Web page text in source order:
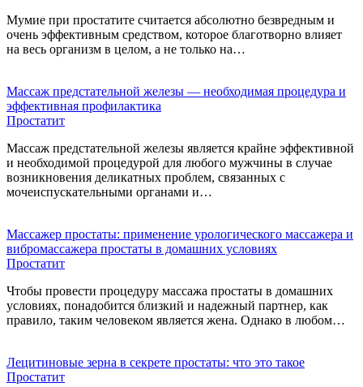
Мумие при простатите считается абсолютно безвредным и
очень эффективным средством, которое благотворно влияет
на весь организм в целом, а не только на…
Массаж предстательной железы — необходимая процедура и
эффективная профилактика
Простатит
Массаж предстательной железы является крайне эффективной
и необходимой процедурой для любого мужчины в случае
возникновения деликатных проблем, связанных с
мочеиспускательными органами и…
Массажер простаты: применение урологического массажера и
вибромассажера простаты в домашних условиях
Простатит
Чтобы провести процедуру массажа простаты в домашних
условиях, понадобится близкий и надежный партнер, как
правило, таким человеком является жена. Однако в любом…
Лецитиновые зерна в секрете простаты: что это такое
Простатит